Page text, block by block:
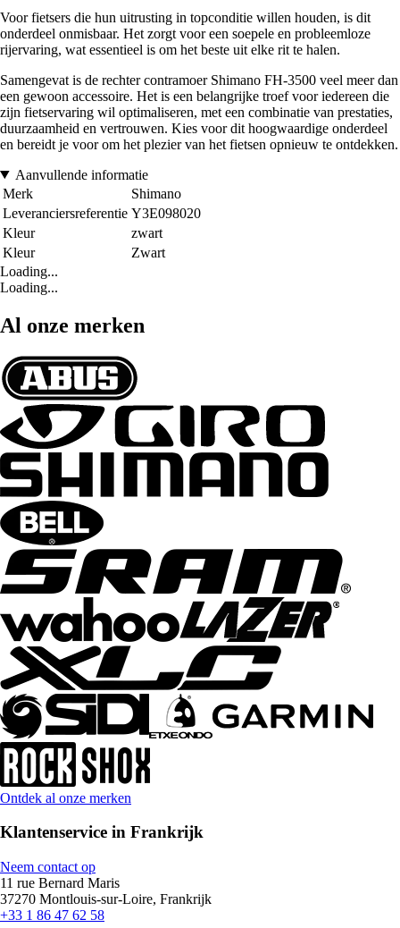
Voor fietsers die hun uitrusting in topconditie willen houden, is dit
onderdeel onmisbaar. Het zorgt voor een soepele en probleemloze
rijervaring, wat essentieel is om het beste uit elke rit te halen.
Samengevat is de rechter contramoer Shimano FH-3500 veel meer dan
een gewoon accessoire. Het is een belangrijke troef voor iedereen die
zijn fietservaring wil optimaliseren, met een combinatie van prestaties,
duurzaamheid en vertrouwen. Kies voor dit hoogwaardige onderdeel
en bereidt je voor om het plezier van het fietsen opnieuw te ontdekken.
Aanvullende informatie
Merk
Shimano
Leveranciersreferentie Y3E098020
Kleur
zwart
Kleur
Zwart
Loading...
Loading...
Al onze merken
Ontdek al onze merken
Klantenservice in Frankrijk
Neem contact op
11 rue Bernard Maris
37270 Montlouis-sur-Loire, Frankrijk
+33 1 86 47 62 58